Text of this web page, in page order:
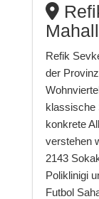
Refik
der
klassische
konkrete
verstehen
2143
Poliklinigi
Futbol